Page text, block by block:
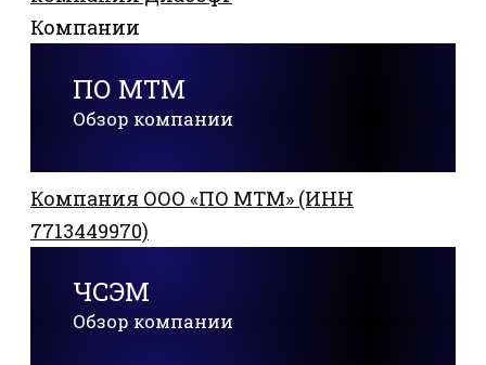
Компании
ПО МТМ
Обзор компании
Компания ООО «ПО МТМ» (ИНН
7713449970)
ЧСЭМ
Обзор компании